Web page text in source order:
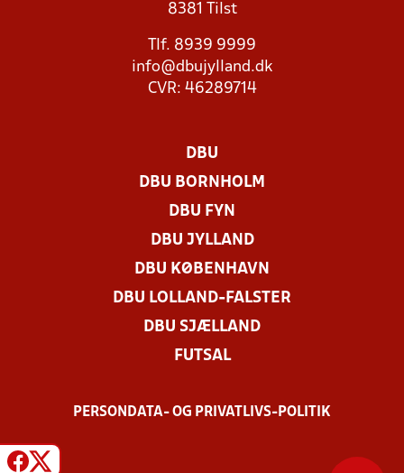
8381 Tilst
Tlf. 8939 9999
info@dbujylland.dk
CVR: 46289714
DBU
DBU BORNHOLM
DBU FYN
DBU JYLLAND
DBU KØBENHAVN
DBU LOLLAND-FALSTER
DBU SJÆLLAND
FUTSAL
PERSONDATA- OG PRIVATLIVS-POLITIK